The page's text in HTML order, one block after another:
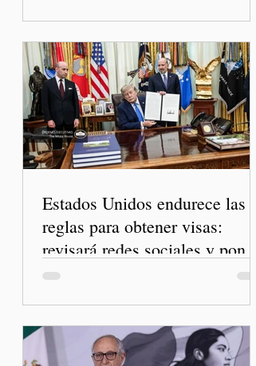
Estados Unidos endurece las
reglas para obtener visas:
revisará redes sociales y pone
freno al Turismo de Nacimiento